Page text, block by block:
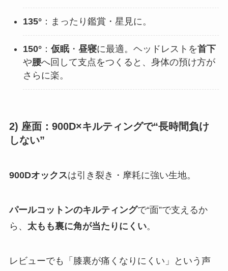
135°：まったり鑑賞・星見に。
150°： 仮眠・ 昼寝に最適。ヘッドレストを首下
や腰へ回して支点をつくると、身体の預け方が
さらに楽。
2) 座面：900D×キルティングで“長時間負け
しない”
900Dオックスは引き裂き・摩耗に強い生地。
パールコットンのキルティングで“面”で支えるか
ら、 太もも裏に角が当たりにくい。
レビューでも「膝裏が痛くなりにくい」という声